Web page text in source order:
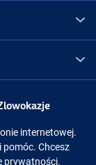
Instagram
internetowej.
pomóc. Chcesz
prywatności.